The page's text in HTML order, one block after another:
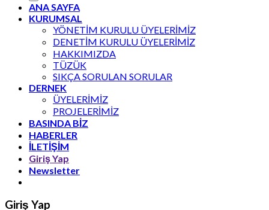
ANA SAYFA
KURUMSAL
YÖNETİM KURULU ÜYELERİMİZ
DENETİM KURULU ÜYELERİMİZ
HAKKIMIZDA
TÜZÜK
SIKÇA SORULAN SORULAR
DERNEK
ÜYELERİMİZ
PROJELERİMİZ
BASINDA BİZ
HABERLER
İLETİŞİM
Giriş Yap
Newsletter
Giriş Yap